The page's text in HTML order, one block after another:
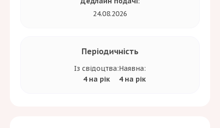
24.08.2026
Періодичність
Із свідоцтва:
4 на рік
Наявна:
4 на рік